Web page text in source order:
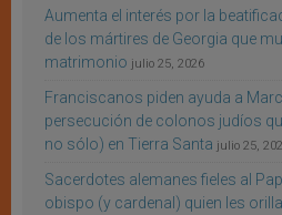
Aumenta el interés por la
de los mártires de Georgia que
matrimonio julio 25, 2026
Franciscanos piden ayuda a
persecución de colonos judíos
no sólo) en Tierra Santa julio 25,
Sacerdotes alemanes fieles al
obispo (y cardenal) quien les